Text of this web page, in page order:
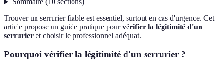
Sommaire(10 sections)
Trouver un serrurier fiable est essentiel, surtout en cas d'urgence. Cet
article propose un guide pratique pourvérifier la légitimité d'un
serrurier et choisir le professionnel adéquat.
Pourquoi vérifier la légitimité d'un serrurier ?